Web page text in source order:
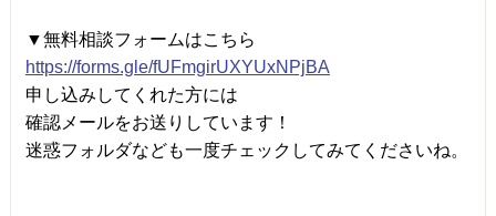
▼無料相談フォームはこちら
https://forms.gle/fUFmgirUXYUxNPjBA
申し込みしてくれた方には
確認メールをお送りしています！
迷惑フォルダなども一度チェックしてみてくださいね。